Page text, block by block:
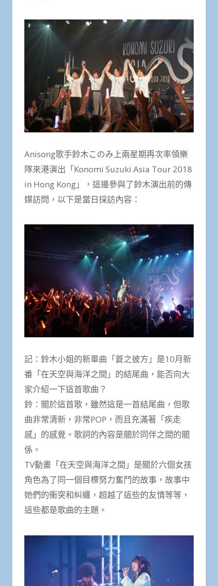
Anisong歌手鈴木このみ上兩星期再次率領樂
隊來港演出「Konomi Suzuki Asia Tour 2018
in Hong Kong」，這邊參與了鈴木演出前的傳
媒訪問，以下是當日採訪內容：
記：鈴木小姐的新單曲「蒼之彼方」是10月新
番「在天空與海洋之間」的結尾曲，能否向大
家介紹一下這首歌曲？
鈴：關於這首歌，雖然這是一首結尾曲，但歌
曲非常清新，非常POP，而且充滿著「疾走
感」的感覺。歌詞的內容是關於同伴之間的關
係。
TV動畫「在天空與海洋之間」是關於六個女孩
角色為了同一個目標努力奮鬥的故事，故事中
她們的衝突和糾纏，超越了這些的友情等等，
這些都是歌曲的主題。